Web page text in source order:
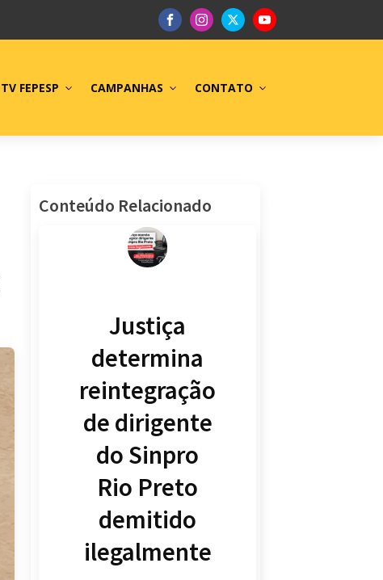
TV FEPESP CAMPANHAS CONTATO
Conteúdo Relacionado
Justiça
determina
reintegração
de dirigente
do Sinpro
Rio Preto
demitido
ilegalmente